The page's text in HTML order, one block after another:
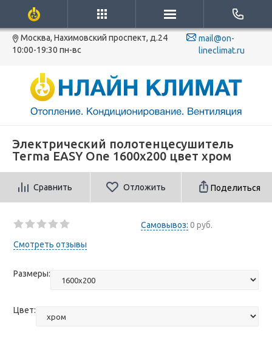
Москва, Нахимовский проспект, д.24
10:00-19:30 пн-вс
mail@on-
lineclimat.ru
Электрический полотенцесушитель
Terma EASY One 1600x200 цвет хром
Сравнить Отложить Поделиться
Самовывоз: 0 руб.
Смотреть отзывы
Размеры:
Цвет: